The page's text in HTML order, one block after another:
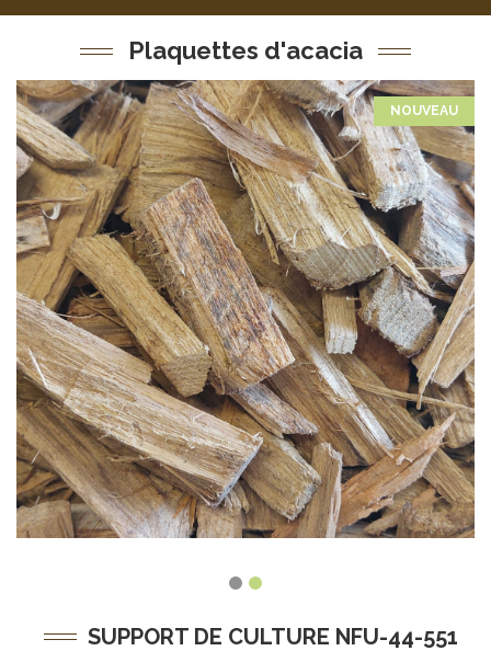
Plaquettes d'acacia
NOUVEAU
SUPPORT DE CULTURE NFU-44-551